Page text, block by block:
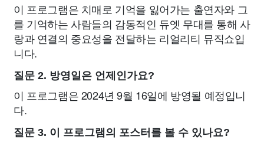
이 프로그램은 치매로 기억을 잃어가는 출연자와 그
를 기억하는 사람들의 감동적인 듀엣 무대를 통해 사
랑과 연결의 중요성을 전달하는 리얼리티 뮤직쇼입
니다.
질문 2. 방영일은 언제인가요?
이 프로그램은 2024년 9월 16일에 방영될 예정입니
다.
질문 3. 이 프로그램의 포스터를 볼 수 있나요?